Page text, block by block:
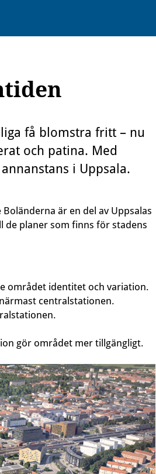
få blomstra fritt – nu
och patina. Med
i Uppsala.
är en del av Uppsalas
de planer som finns för stadens
området identitet och variation.
centralstationen.
gör området mer tillgängligt.